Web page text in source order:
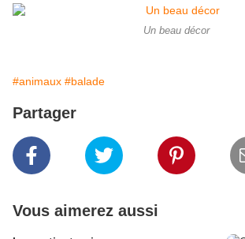
Un beau décor
#animaux #balade
Partager
Vous aimerez aussi